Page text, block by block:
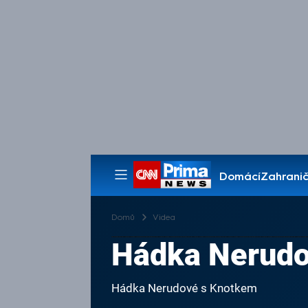
Domácí
Pořady
Domů Videa
Hádka
Hádka Nerudové s Knotkem